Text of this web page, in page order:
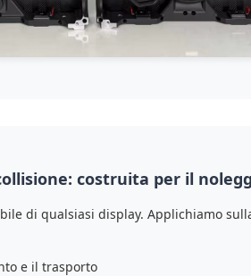
costruita per il
di qualsiasi display. Applichiamo
e il trasporto